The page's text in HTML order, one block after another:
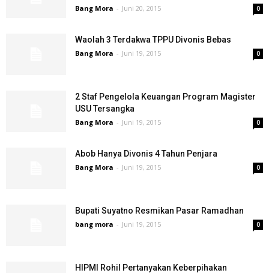
Bang Mora - Juni 20, 2015 0
Waolah 3 Terdakwa TPPU Divonis Bebas
Bang Mora - Juni 19, 2015 0
2 Staf Pengelola Keuangan Program Magister
USU Tersangka
Bang Mora - Juni 19, 2015 0
Abob Hanya Divonis 4 Tahun Penjara
Bang Mora - Juni 19, 2015 0
Bupati Suyatno Resmikan Pasar Ramadhan
bang mora - Juni 19, 2015 0
HIPMI Rohil Pertanyakan Keberpihakan